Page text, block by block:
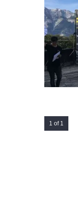
1 of 1